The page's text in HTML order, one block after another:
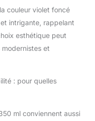
couleur violet foncé
intrigante, rappelant
esthétique peut
modernistes et
: pour quelles
ml conviennent aussi